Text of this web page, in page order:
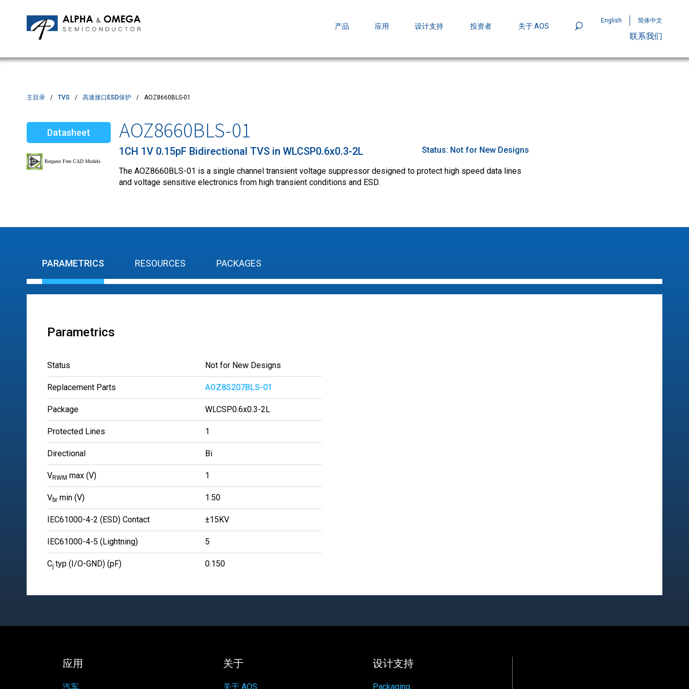
产品 应用 设计支持 投资者 关于 AOS
English 简体中文
联系我们
MOSFETs
Motor Control MCU's
TVS
AOS发布 AmpStack™ 封装：MOSFET 功率密度实现
质量与可靠性
客户满意度调查
主目录 TVS 高速接口ESD保护 AOZ8660BLS-01
Datasheet AOZ8660BLS-01
1CH 1V 0.15pF Bidirectional TVS in WLCSP0.6x0.3-2L Status: Not for New Designs
The AOZ8660BLS-01 is a single channel transient voltage suppressor designed to protect high speed data lines
and voltage sensitive electronics from high transient conditions and ESD.
PARAMETRICS RESOURCES PACKAGES
Parametrics
Status Not for New Designs
Replacement Parts AOZ8S207BLS-01
Package WLCSP0.6x0.3-2L
Protected Lines 1
Directional Bi
VRWM max (V) 1
Vbr min (V) 1.50
IEC61000-4-2 (ESD) Contact ±15KV
IEC61000-4-5 (Lightning) 5
Cj typ (I/O-GND) (pF) 0.150
应用
汽车
关于
关于 AOS
设计支持
Packaging